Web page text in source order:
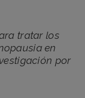
tratar los
en
por